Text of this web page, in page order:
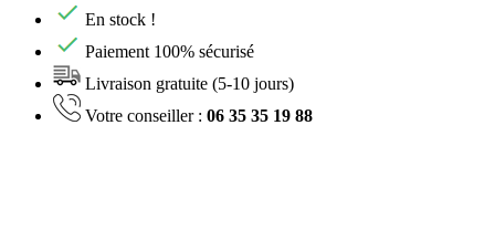
En stock !
Paiement 100% sécurisé
Livraison gratuite (5-10 jours)
Votre conseiller : 06 35 35 19 88